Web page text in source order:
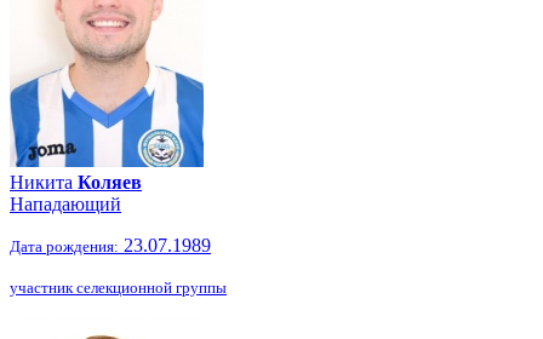
Никита Коляев
Нападающий
Дата рождения: 23.07.1989
участник селекционной группы